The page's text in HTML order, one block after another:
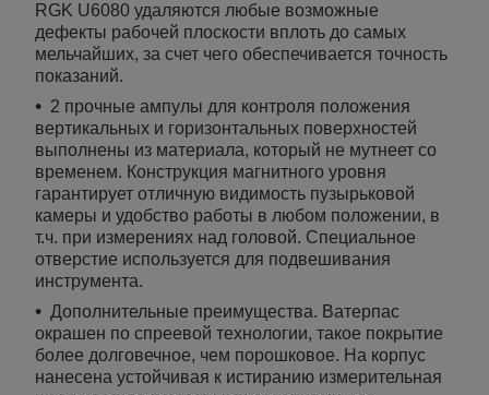
RGK U6080 удаляются любые возможные
дефекты рабочей плоскости вплоть до самых
мельчайших, за счет чего обеспечивается точность
показаний.
2 прочные ампулы для контроля положения
вертикальных и горизонтальных поверхностей
выполнены из материала, который не мутнеет со
временем. Конструкция магнитного уровня
гарантирует отличную видимость пузырьковой
камеры и удобство работы в любом положении, в
т.ч. при измерениях над головой. Специальное
отверстие используется для подвешивания
инструмента.
Дополнительные преимущества. Ватерпас
окрашен по спреевой технологии, такое покрытие
более долговечное, чем порошковое. На корпус
нанесена устойчивая к истиранию измерительная